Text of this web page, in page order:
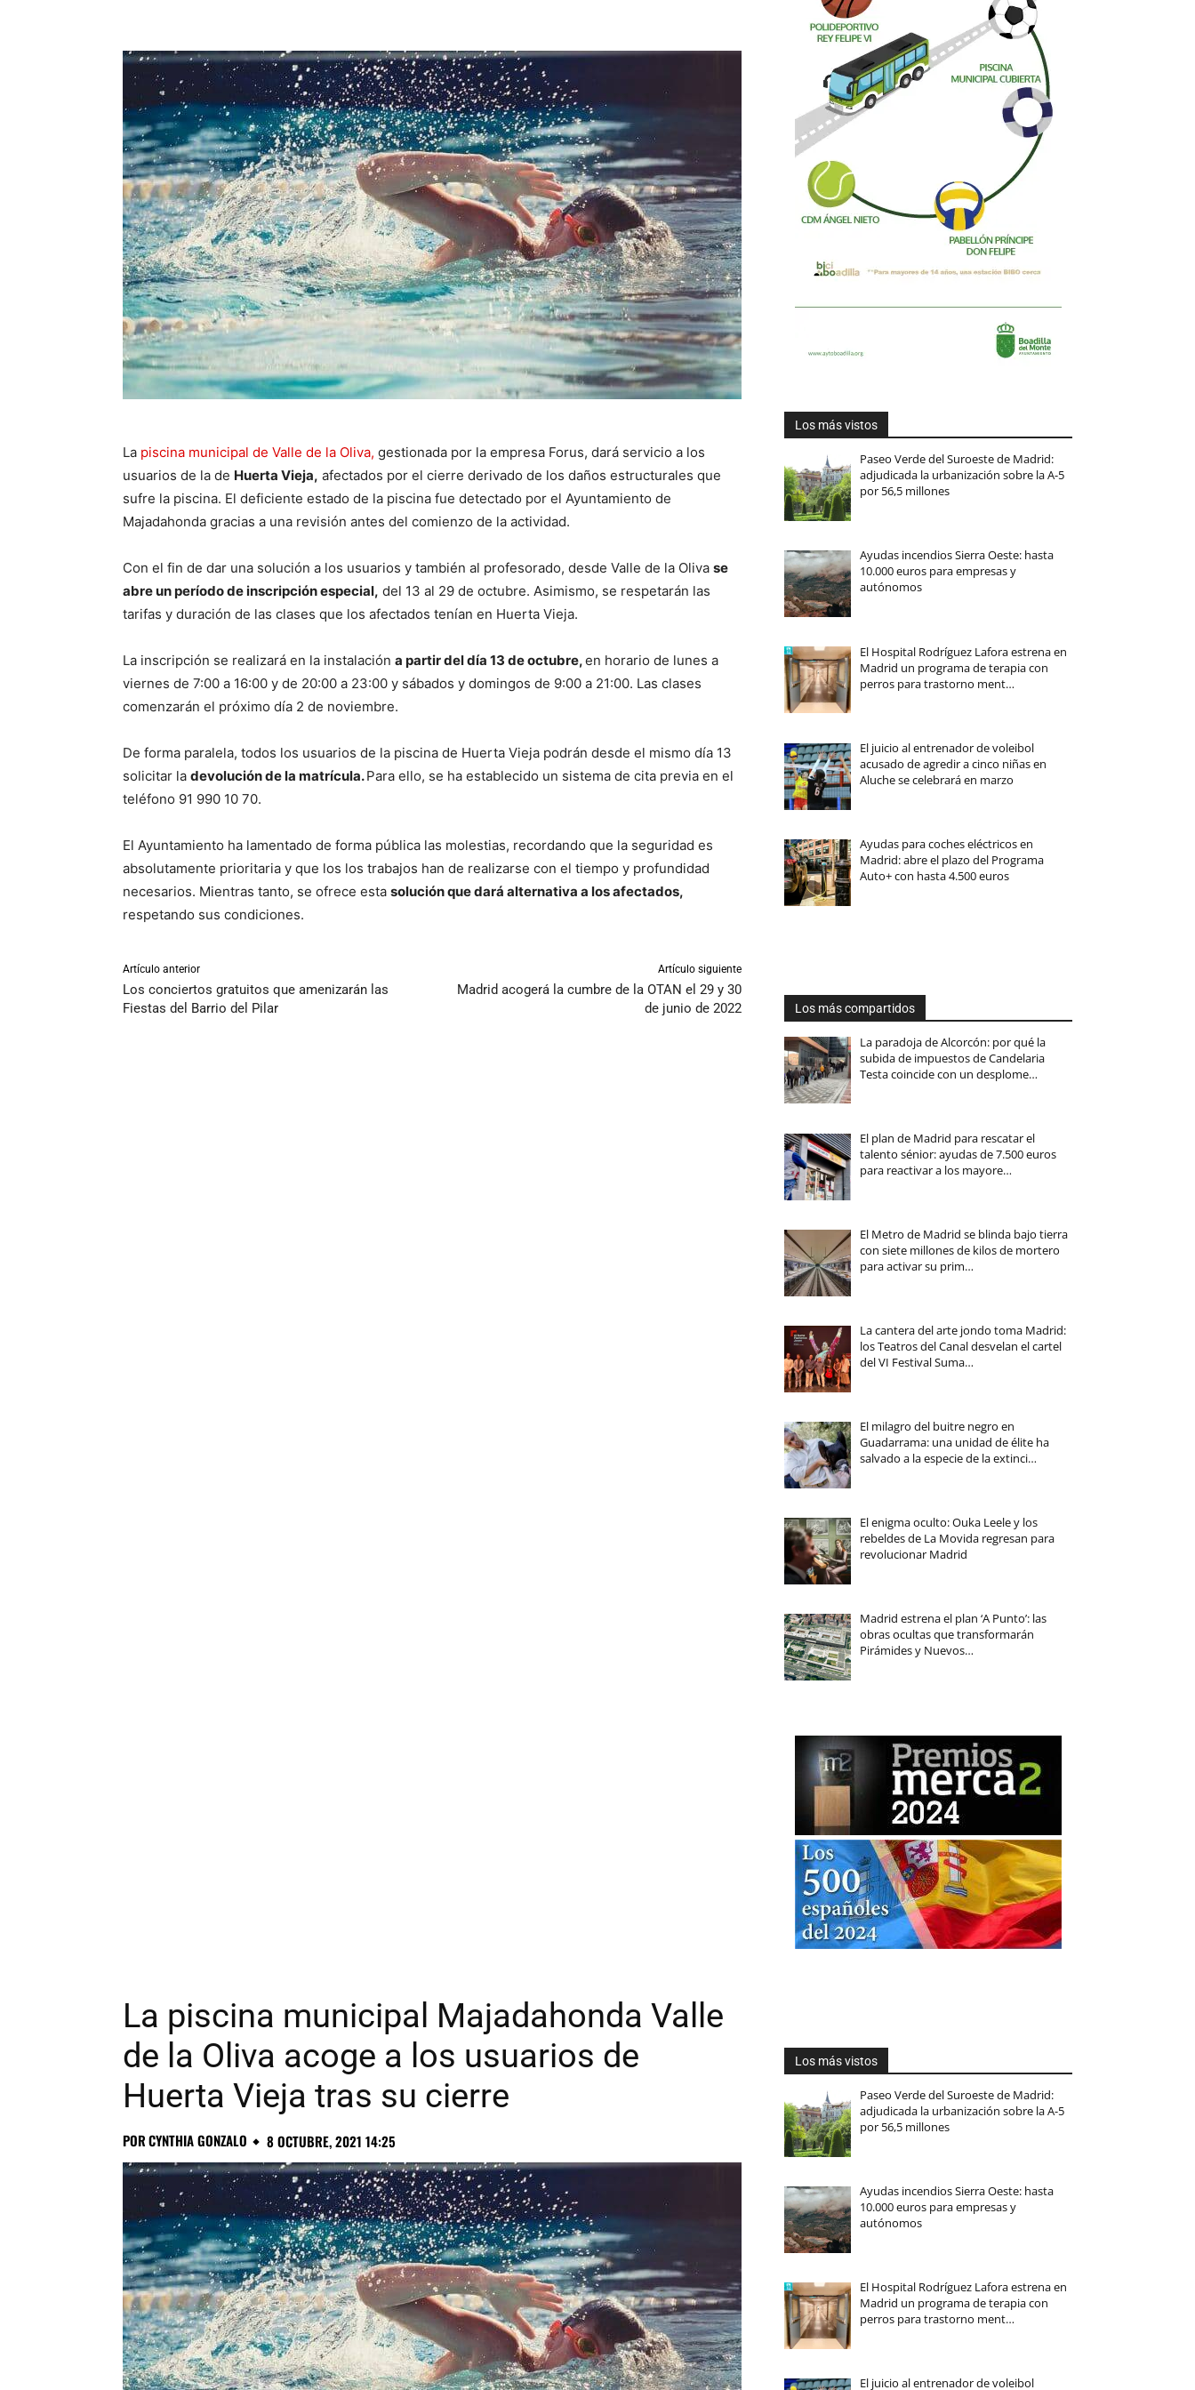
La piscina municipal de Valle de la Oliva, gestionada por la empresa Forus, dará servicio a los
usuarios de la de Huerta Vieja, afectados por el cierre derivado de los daños estructurales que
sufre la piscina. El deficiente estado de la piscina fue detectado por el Ayuntamiento de
Majadahonda gracias a una revisión antes del comienzo de la actividad.
Con el fin de dar una solución a los usuarios y también al profesorado, desde Valle de la Oliva se
abre un período de inscripción especial, del 13 al 29 de octubre. Asimismo, se respetarán las
tarifas y duración de las clases que los afectados tenían en Huerta Vieja.
La inscripción se realizará en la instalación a partir del día 13 de octubre,en horario de lunes a
viernes de 7:00 a 16:00 y de 20:00 a 23:00 y sábados y domingos de 9:00 a 21:00. Las clases
comenzarán el próximo día 2 de noviembre.
De forma paralela, todos los usuarios de la piscina de Huerta Vieja podrán desde el mismo día 13
solicitar la devolución de la matrícula.Para ello, se ha establecido un sistema de cita previa en el
teléfono 91 990 10 70.
El Ayuntamiento ha lamentado de forma pública las molestias, recordando que la seguridad es
absolutamente prioritaria y que los los trabajos han de realizarse con el tiempo y profundidad
necesarios. Mientras tanto, se ofrece esta solución que dará alternativa a los afectados,
respetando sus condiciones.
Artículo anterior
Los conciertos gratuitos que amenizarán las
Fiestas del Barrio del Pilar
Artículo siguiente
Madrid acogerá la cumbre de la OTAN el 29 y 30
de junio de 2022
Los más vistos
Paseo Verde del Suroeste de Madrid:
adjudicada la urbanización sobre la A-5
por 56,5 millones
Ayudas incendios Sierra Oeste: hasta
10.000 euros para empresas y
autónomos
El Hospital Rodríguez Lafora estrena en
Madrid un programa de terapia con
perros para trastorno ment…
El juicio al entrenador de voleibol
acusado de agredir a cinco niñas en
Aluche se celebrará en marzo
Ayudas para coches eléctricos en
Madrid: abre el plazo del Programa
Auto+ con hasta 4.500 euros
Los más compartidos
La paradoja de Alcorcón: por qué la
subida de impuestos de Candelaria
Testa coincide con un desplome…
El plan de Madrid para rescatar el
talento sénior: ayudas de 7.500 euros
para reactivar a los mayore…
El Metro de Madrid se blinda bajo tierra
con siete millones de kilos de mortero
para activar su prim…
La cantera del arte jondo toma Madrid:
los Teatros del Canal desvelan el cartel
del VI Festival Suma…
El milagro del buitre negro en
Guadarrama: una unidad de élite ha
salvado a la especie de la extinci…
El enigma oculto: Ouka Leele y los
rebeldes de La Movida regresan para
revolucionar Madrid
Madrid estrena el plan ‘A Punto’: las
obras ocultas que transformarán
Pirámides y Nuevos…
La piscina municipal Majadahonda Valle
de la Oliva acoge a los usuarios de
Huerta Vieja tras su cierre
PORCYNTHIA GONZALO 8 OCTUBRE, 2021 14:25
Los más vistos
Paseo Verde del Suroeste de Madrid:
adjudicada la urbanización sobre la A-5
por 56,5 millones
Ayudas incendios Sierra Oeste: hasta
10.000 euros para empresas y
autónomos
El Hospital Rodríguez Lafora estrena en
Madrid un programa de terapia con
perros para trastorno ment…
El juicio al entrenador de voleibol